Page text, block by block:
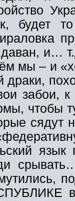
будет
и…
мы – и
драки,
забои,
чтобы
сядут
язык